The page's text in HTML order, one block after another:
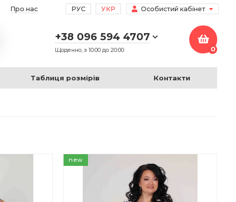
Особистий кабінет
РУС УКР
Про нас
+38 096 594 4707
Щоденно, з 10:00 до 20:00 0
Таблиця розмірів Контакти
new